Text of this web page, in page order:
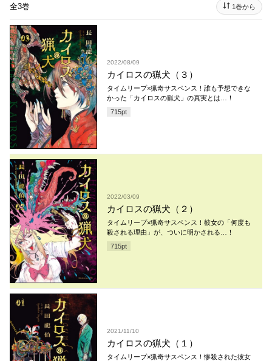
全3巻 1巻から
2022/08/09
カイロスの猟犬（３）
タイムリープ×猟奇サスペンス！誰も予想できな
かった「カイロスの猟犬」の真実とは…！
715pt
2022/03/09
カイロスの猟犬（２）
タイムリープ×猟奇サスペンス！彼女の「何度も
殺される理由」が、ついに明かされる…！
715pt
2021/11/10
カイロスの猟犬（１）
タイムリープ×猟奇サスペンス！惨殺された彼女